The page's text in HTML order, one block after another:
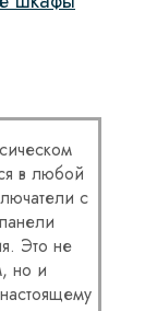
в любой
с
Это не
но и